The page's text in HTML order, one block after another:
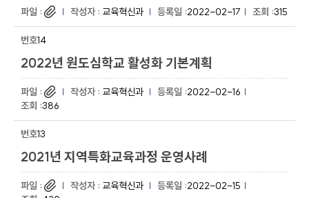
교육혁신과 2022-02-17 315
14
2022년 원도심학교 활성화 기본계획
교육혁신과
2022-02-16
386
13
2021년 지역특화교육과정 운영사례
교육혁신과
2022-02-15